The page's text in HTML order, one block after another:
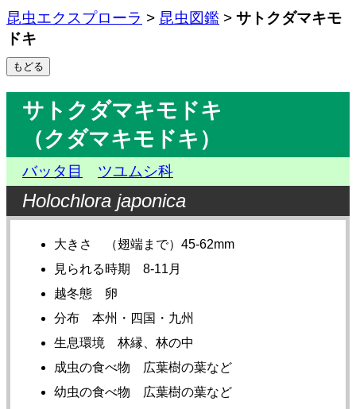
昆虫エクスプローラ > 昆虫図鑑 > サトクダマキモ
ドキ
サトクダマキモドキ
（クダマキモドキ）
バッタ目 ツユムシ科
Holochlora japonica
大きさ （翅端まで）45-62mm
見られる時期 8-11月
越冬態 卵
分布 本州・四国・九州
生息環境 林縁、林の中
成虫の食べ物 広葉樹の葉など
幼虫の食べ物 広葉樹の葉など